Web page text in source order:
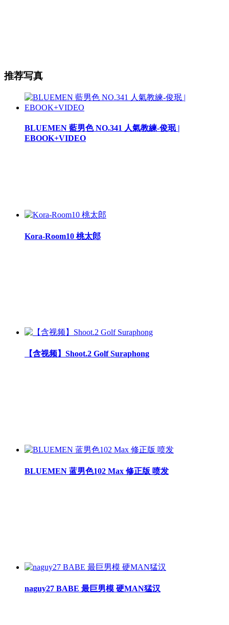
推荐写真
BLUEMEN 藍男色 NO.341 人氣教練-俊珉 |
EBOOK+VIDEO
Kora-Room10 桃太郎
【含视频】Shoot.2 Golf Suraphong
BLUEMEN 蓝男色102 Max 修正版 喷发
naguy27 BABE 最巨男模 硬MAN猛汉